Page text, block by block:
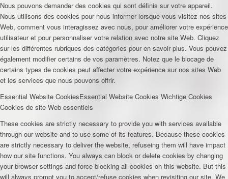
Nous pouvons demander des cookies qui sont définis sur votre appareil.
Nous utilisons des cookies pour nous informer lorsque vous visitez nos sites
Web, comment vous interagissez avec nous, pour améliorer votre expérience
utilisateur et pour personnaliser votre relation avec notre site Web. Cliquez
sur les différentes rubriques des catégories pour en savoir plus. Vous pouvez
également modifier certains de vos paramètres. Notez que le blocage de
certains types de cookies peut affecter votre expérience sur nos sites Web
et les services que nous pouvons offrir.
Essential Website CookiesEssential Website Cookies Wichtige Cookies
Cookies de site Web essentiels
These cookies are strictly necessary to provide you with services available
through our website and to use some of its features. Because these cookies
are strictly necessary to deliver the website, refuseing them will have impact
how our site functions. You always can block or delete cookies by changing
your browser settings and force blocking all cookies on this website. But this
will always prompt you to accept/refuse cookies when revisiting our site. We